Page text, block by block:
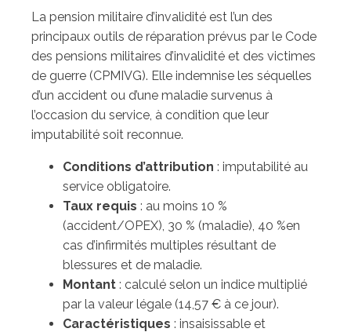
La pension militaire d’invalidité est l’un des
principaux outils de réparation prévus par le Code
des pensions militaires d’invalidité et des victimes
de guerre (CPMIVG). Elle indemnise les séquelles
d’un accident ou d’une maladie survenus à
l’occasion du service, à condition que leur
imputabilité soit reconnue.
Conditions d’attribution : imputabilité au
service obligatoire.
Taux requis : au moins 10 %
(accident/OPEX), 30 % (maladie), 40 %en
cas d’infirmités multiples résultant de
blessures et de maladie.
Montant : calculé selon un indice multiplié
par la valeur légale (14,57 € à ce jour).
Caractéristiques : insaisissable et